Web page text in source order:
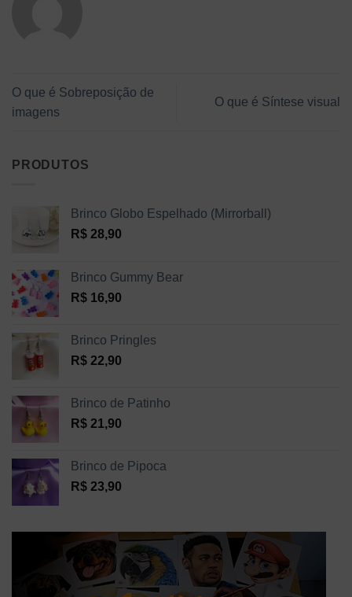
O que é Sobreposição de
imagens
O que é Síntese visual
PRODUTOS
Brinco Globo Espelhado (Mirrorball)
R$ 28,90
Brinco Gummy Bear
R$ 16,90
Brinco Pringles
R$ 22,90
Brinco de Patinho
R$ 21,90
Brinco de Pipoca
R$ 23,90